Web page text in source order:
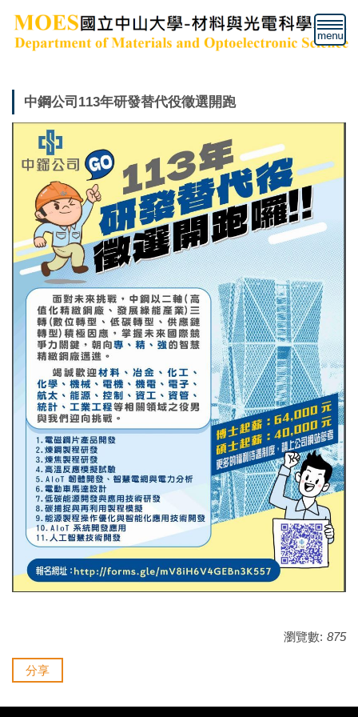
跳
到
主
區
中鋼公司113年研發替代役徵選開跑
瀏覽數: 875
分享